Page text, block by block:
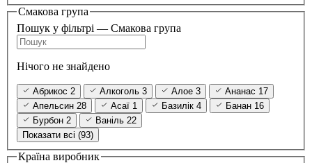
Смакова група
Пошук у фільтрі — Смакова група
Нічого не знайдено
Абрикос 2 Алкоголь 3 Алое 3 Ананас 17
Апельсин 28 Асаї 1 Базилік 4 Банан 16
Бурбон 2 Ваніль 22
Показати всі (93)
Країна виробник